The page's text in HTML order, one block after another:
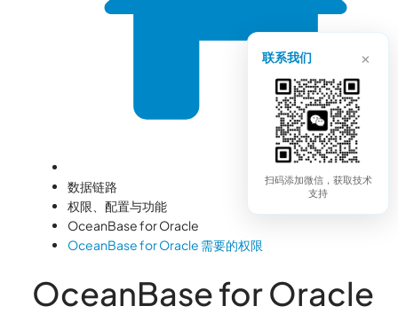
数据链路
权限、配置与功能
OceanBase for Oracle
OceanBase for Oracle 需要的权限
OceanBase for Oracle
联系我们 ×
扫码添加微信，获取技术
支持